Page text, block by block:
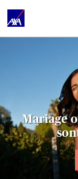
Mariage